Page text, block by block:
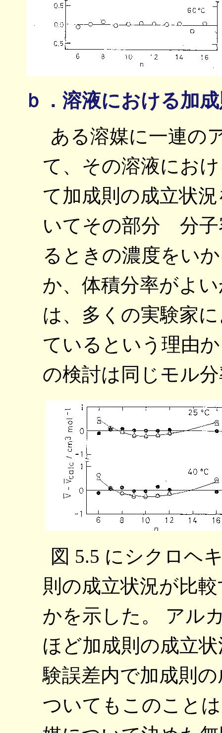
ｂ．溶液における加
ある溶媒に一連の
て、その溶液にお
て加成則の成立状
いてその部分 分子
るときの濃度をい
か、体積分率がよ
は、多くの実験家
ているという理由
の検討は同じモル
図 5.5 にシクロヘ
則の成立状況が比
かを示した。 アル
ほど加成則の成立
験誤差内で加成則
ついてもこのこと